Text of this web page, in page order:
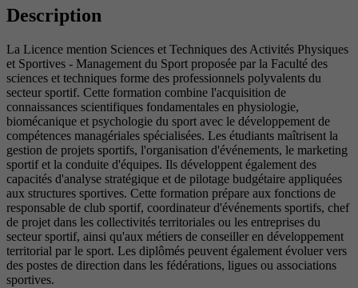
Description
La Licence mention Sciences et Techniques des Activités Physiques
et Sportives - Management du Sport proposée par la Faculté des
sciences et techniques forme des professionnels polyvalents du
secteur sportif. Cette formation combine l'acquisition de
connaissances scientifiques fondamentales en physiologie,
biomécanique et psychologie du sport avec le développement de
compétences managériales spécialisées. Les étudiants maîtrisent la
gestion de projets sportifs, l'organisation d'événements, le marketing
sportif et la conduite d'équipes. Ils développent également des
capacités d'analyse stratégique et de pilotage budgétaire appliquées
aux structures sportives. Cette formation prépare aux fonctions de
responsable de club sportif, coordinateur d'événements sportifs, chef
de projet dans les collectivités territoriales ou les entreprises du
secteur sportif, ainsi qu'aux métiers de conseiller en développement
territorial par le sport. Les diplômés peuvent également évoluer vers
des postes de direction dans les fédérations, ligues ou associations
sportives.